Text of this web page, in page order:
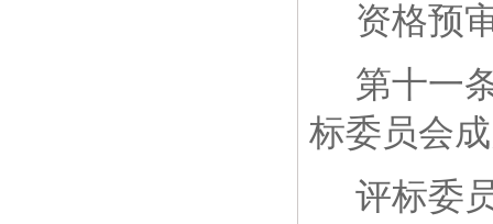
资格预
第十一
标委员会
评标委